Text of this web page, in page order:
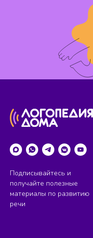
Подписывайтесь и
получайте полезные
материалы по развитию
речи